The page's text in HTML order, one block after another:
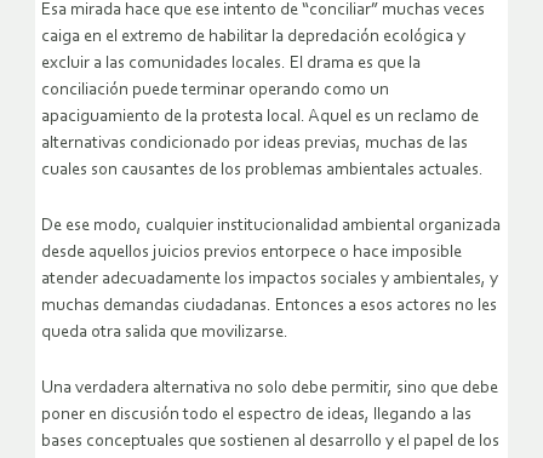
Esa mirada hace que ese intento de “conciliar” muchas veces
caiga en el extremo de habilitar la depredación ecológica y
excluir a las comunidades locales. El drama es que la
conciliación puede terminar operando como un
apaciguamiento de la protesta local. Aquel es un reclamo de
alternativas condicionado por ideas previas, muchas de las
cuales son causantes de los problemas ambientales actuales.
De ese modo, cualquier institucionalidad ambiental organizada
desde aquellos juicios previos entorpece o hace imposible
atender adecuadamente los impactos sociales y ambientales, y
muchas demandas ciudadanas. Entonces a esos actores no les
queda otra salida que movilizarse.
Una verdadera alternativa no solo debe permitir, sino que debe
poner en discusión todo el espectro de ideas, llegando a las
bases conceptuales que sostienen al desarrollo y el papel de los